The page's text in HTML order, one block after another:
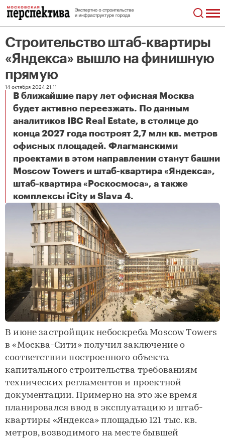
Строительство штаб-квартиры
«Яндекса» вышло на финишную
прямую
14 октября 2024 21:11
В ближайшие пару лет офисная Москва
будет активно переезжать. По данным
аналитиков IBC Real Estate, в столице до
конца 2027 года построят 2,7 млн кв. метров
офисных площадей. Флагманскими
проектами в этом направлении станут башни
Moscow Towers и штаб-квартира «Яндекса»,
штаб-квартира «Роскосмоса», а также
комплексы iCity и Slava 4.
В июне застройщик небоскреба Moscow Towers
в «Москва-Сити» получил заключение о
соответствии построенного объекта
капитального строительства требованиям
технических регламентов и проектной
документации. Примерно на это же время
планировался ввод в эксплуатацию и штаб-
квартиры «Яндекса» площадью 121 тыс. кв.
метров, возводимого на месте бывшей